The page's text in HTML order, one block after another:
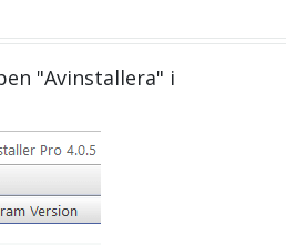
"Avinstallera" i